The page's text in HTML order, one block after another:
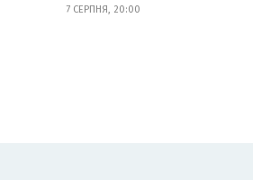
7 СЕРПНЯ, 20:00